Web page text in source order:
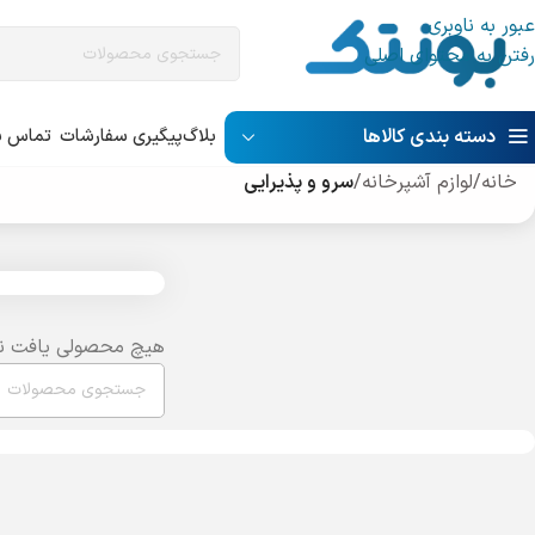
عبور به ناوبری
رفتن به محتوای اصلی
دسته بندی کالاها بلاگپیگیری سفارشات تماس
خانه/لوازم آشپرخانه/سرو و پذیرایی
هیچ محصولی یافت